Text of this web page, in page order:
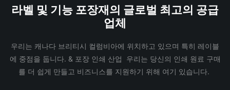
라벨 및 기능 포장재의 글로벌 최고의 공급
업체
우리는 캐나다 브리티시 컬럼비아에 위치하고 있으며 특히 레이블
에 중점을 둡니다. & 포장 인쇄 산업 우리는 당신의 인쇄 원료 구매
를 더 쉽게 만들고 비즈니스를 지원하기 위해 여기 있습니다.